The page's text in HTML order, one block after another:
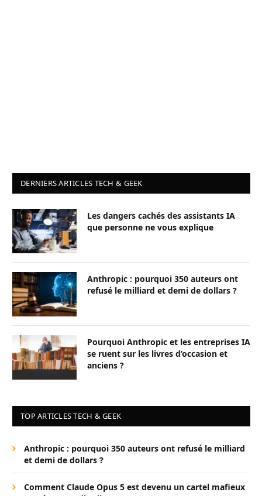
DERNIERS ARTICLES TECH & GEEK
Les dangers cachés des assistants IA
que personne ne vous explique
Anthropic : pourquoi 350 auteurs ont
refusé le milliard et demi de dollars ?
Pourquoi Anthropic et les entreprises IA
se ruent sur les livres d’occasion et
anciens ?
TOP ARTICLES TECH & GEEK
Anthropic : pourquoi 350 auteurs ont refusé le milliard
et demi de dollars ?
Comment Claude Opus 5 est devenu un cartel mafieux